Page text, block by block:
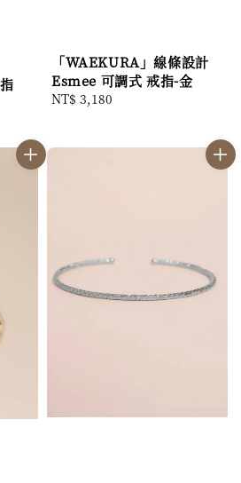
「WAEKURA」線條設計
Esmee 可調式 戒指-金
Regular
NT$ 3,180